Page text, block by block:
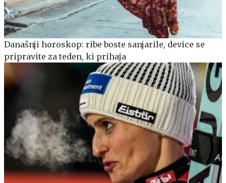
Današnji horoskop: ribe boste sanjarile, device se
pripravite za teden, ki prihaja